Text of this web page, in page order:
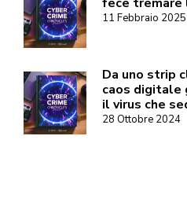
11 Febbraio 2025
Da uno strip
caos digitale
il virus che
28 Ottobre 2024